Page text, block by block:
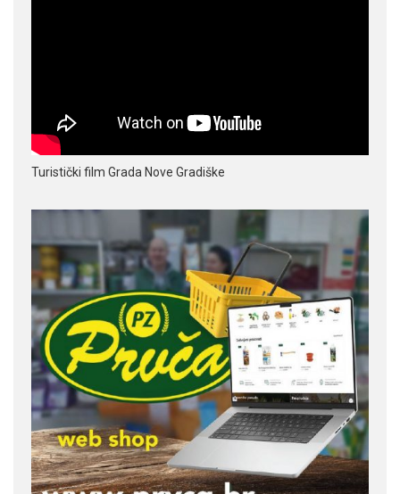
Turistički film Grada Nove Gradiške